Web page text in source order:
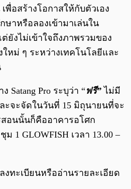
พื่อสร้างโอกาสให้กับตัวเอง
าหรือลองเข้ามาเล่นใน
ยังไม่เข้าใจถึงภาพรวมของ
หม่ ๆ ระหว่างเทคโนโลยีและ
Satang Pro ระบุว่า “ฟรี” ไม่มี
ะจะจัดในวันที่ 15 มิถุนายนที่จะ
อนนั้นก็คืออาคารอโศก
1 GLOWFISH เวลา 13.00 –
งทะเบียนหรืออ่านรายละเอียด